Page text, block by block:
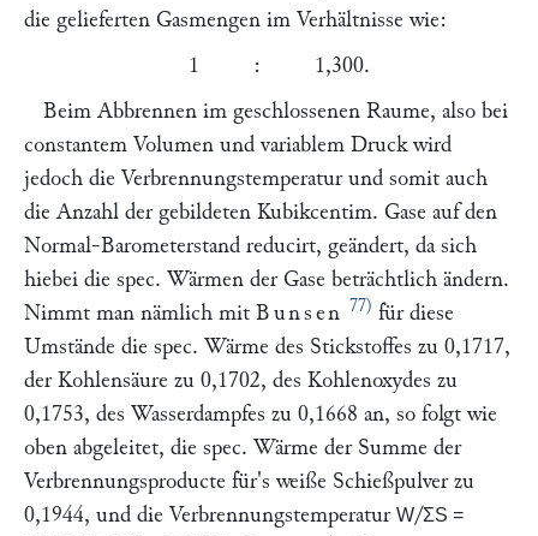
die gelieferten Gasmengen im Verhältnisse wie:
1 : 1,300.
Beim Abbrennen im geschlossenen Raume, also bei
constantem Volumen und variablem Druck wird
jedoch die Verbrennungstemperatur und somit auch
die Anzahl der gebildeten Kubikcentim. Gase auf den
Normal-Barometerstand reducirt, geändert, da sich
hiebei die spec. Wärmen der Gase beträchtlich ändern.
Nimmt man nämlich mit Bunsen 77) für diese
Umstände die spec. Wärme des Stickstoffes zu 0,1717,
der Kohlensäure zu 0,1702, des Kohlenoxydes zu
0,1753, des Wasserdampfes zu 0,1668 an, so folgt wie
oben abgeleitet, die spec. Wärme der Summe der
Verbrennungsproducte für's weiße Schießpulver zu
0,1944, und die Verbrennungstemperatur W/ΣS =